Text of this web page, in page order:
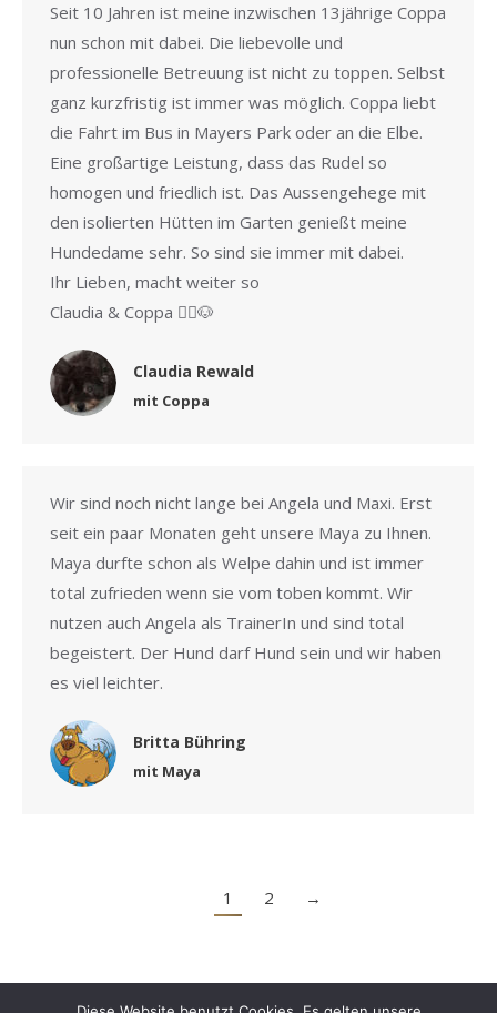
Seit 10 Jahren ist meine inzwischen 13jährige Coppa
nun schon mit dabei. Die liebevolle und
professionelle Betreuung ist nicht zu toppen. Selbst
ganz kurzfristig ist immer was möglich. Coppa liebt
die Fahrt im Bus in Mayers Park oder an die Elbe.
Eine großartige Leistung, dass das Rudel so
homogen und friedlich ist. Das Aussengehege mit
den isolierten Hütten im Garten genießt meine
Hundedame sehr. So sind sie immer mit dabei.
Ihr Lieben, macht weiter so
Claudia & Coppa 👱‍♀️🐶
Claudia Rewald
mit Coppa
Wir sind noch nicht lange bei Angela und Maxi. Erst
seit ein paar Monaten geht unsere Maya zu Ihnen.
Maya durfte schon als Welpe dahin und ist immer
total zufrieden wenn sie vom toben kommt. Wir
nutzen auch Angela als TrainerIn und sind total
begeistert. Der Hund darf Hund sein und wir haben
es viel leichter.
Britta Bühring
mit Maya
1 2 →